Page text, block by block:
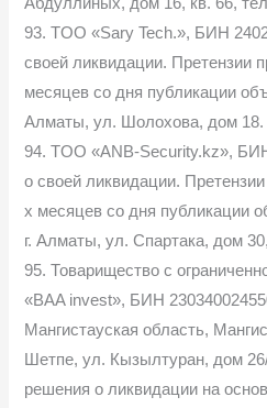
93. TOO «Sary Tech.», БИН
своей ликвидации. Претензии
месяцев со дня публикации
Алматы, ул. Шолохова, дом 18.
94. TOO «ANB-Security.kz»,
о своей ликвидации.
х месяцев со дня публикации
г. Алматы, ул. Спартака, дом
95. Товарищество с
«BAA invest», БИН
Мангистауская область,
Шетпе, ул. Кызылтуран, дом
решения о ликвидации на